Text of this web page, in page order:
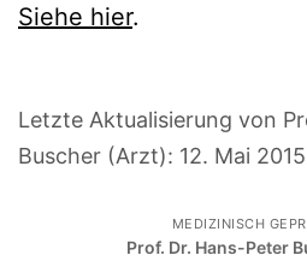
Siehe hier.
Letzte Aktualisierung von
Buscher (Arzt): 12. Mai 2015
MEDIZINISCH
Prof. Dr. Hans-Peter